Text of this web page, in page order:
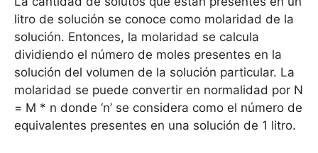
litro de solución se conoce como molaridad de la
solución. Entonces, la molaridad se calcula
dividiendo el número de moles presentes en la
solución del volumen de la solución particular. La
molaridad se puede convertir en normalidad por N
= M * n donde ‘n’ se considera como el número de
equivalentes presentes en una solución de 1 litro.